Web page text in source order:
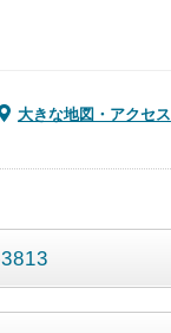
大きな地図・アクセス